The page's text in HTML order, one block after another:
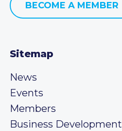
BECOME A MEMBER
Sitemap
News
Events
Members
Business Development